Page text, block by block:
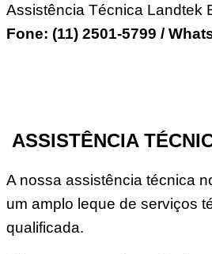
Assistência Técnica Landtek
Fone: (11) 2501-5799 /
ASSISTÊNCIA
A nossa assistência técnica
um amplo leque de serviços
qualificada.